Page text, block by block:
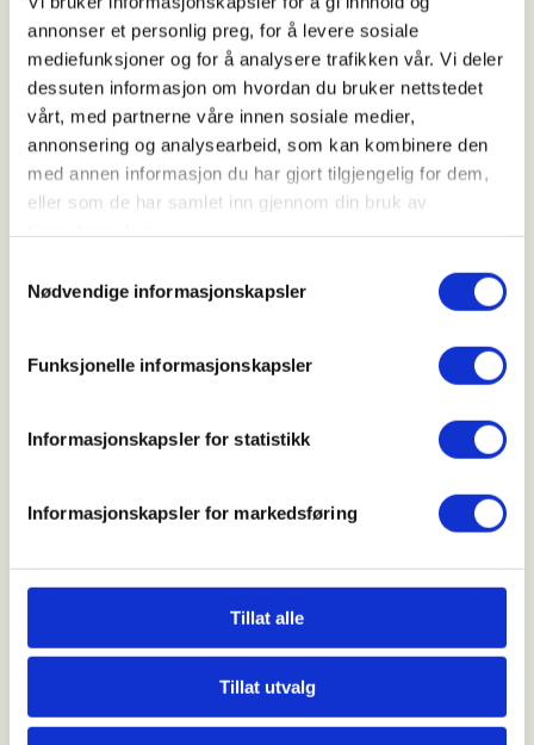
annonser et personlig preg, for å levere sosiale
mediefunksjoner og for å analysere trafikken vår. Vi deler
dessuten informasjon om hvordan du bruker nettstedet
vårt, med partnerne våre innen sosiale medier,
annonsering og analysearbeid, som kan kombinere den
med annen informasjon du har gjort tilgjengelig for dem,
eller som de har samlet inn gjennom din bruk av
Nødvendige informasjonskapsler
Funksjonelle informasjonskapsler
Informasjonskapsler for statistikk
Informasjonskapsler for markedsføring
Tillat alle
Tillat utvalg
Gode sko og klær. Husk at du skal kunne holde deg
varm ved pauser eller om det skulle skje noe (skade,
ulykke etc) som gjør at det tar lenger tid å komme
seg tilbake.
Oppmøte:
Parkeringsplassen ved Alvøen idrettspark kl 11:00.
Klikk her for å se kart
Kollektivtransport:
"Breivikskiftet rv. 555", derfra er det ca. 10 min
gange til oppmøtestart.